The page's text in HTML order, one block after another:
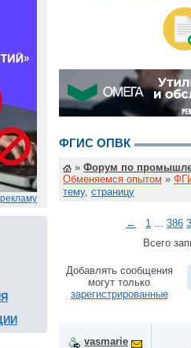
ФГИС ОПВК
» Форум по
Обменяемся опытом »
тему, страницу
← 1 ... 386
Всего
Добавлять сообщения
могут только
зарегистрированные
vasmarie